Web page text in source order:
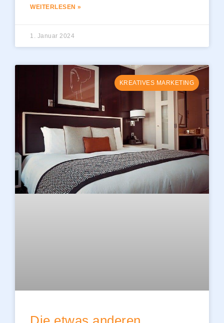
WEITERLESEN »
1. Januar 2024
KREATIVES MARKETING